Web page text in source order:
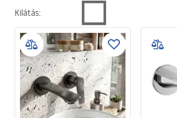
Kilátás: